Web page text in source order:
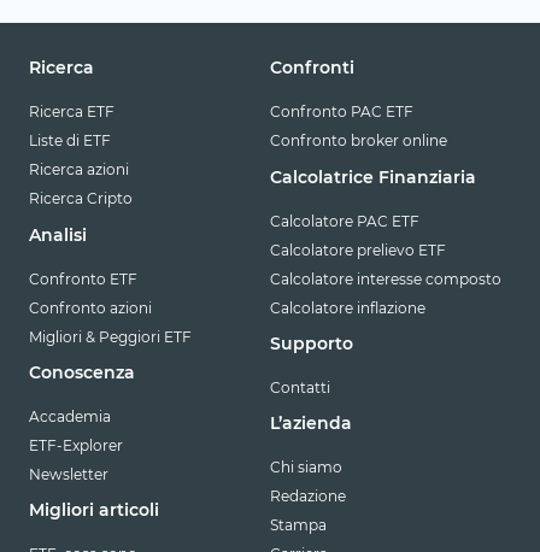
Ricerca
Ricerca ETF
Liste di ETF
Ricerca azioni
Ricerca Cripto
Analisi
Confronto ETF
Confronto azioni
Migliori & Peggiori ETF
Conoscenza
Accademia
ETF-Explorer
Newsletter
Migliori articoli
Confronti
Confronto PAC ETF
Confronto broker online
Calcolatrice Finanziaria
Calcolatore PAC ETF
Calcolatore prelievo ETF
Calcolatore interesse composto
Calcolatore inflazione
Supporto
Contatti
L’azienda
Chi siamo
Redazione
Stampa